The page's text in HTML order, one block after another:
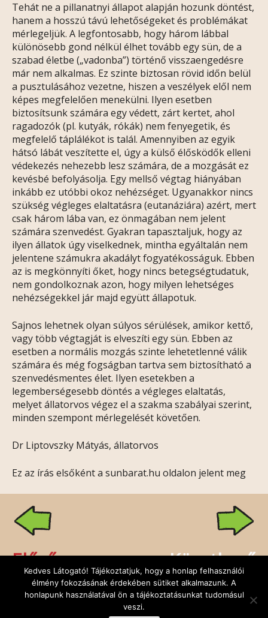
Tehát ne a pillanatnyi állapot alapján hozunk döntést,
hanem a hosszú távú lehetőségeket és problémákat
mérlegeljük. A legfontosabb, hogy három lábbal
különösebb gond nélkül élhet tovább egy sün, de a
szabad életbe („vadonba”) történő visszaengedésre
már nem alkalmas. Ez szinte biztosan rövid időn belül
a pusztulásához vezetne, hiszen a veszélyek elől nem
képes megfelelően menekülni. Ilyen esetben
biztosítsunk számára egy védett, zárt kertet, ahol
ragadozók (pl. kutyák, rókák) nem fenyegetik, és
megfelelő táplálékot is talál. Amennyiben az egyik
hátsó lábát veszítette el, úgy a külső élősködők elleni
védekezés nehezebb lesz számára, de a mozgását ez
kevésbé befolyásolja. Egy mellső végtag hiányában
inkább ez utóbbi okoz nehézséget. Ugyanakkor nincs
szükség végleges elaltatásra (eutanáziára) azért, mert
csak három lába van, ez önmagában nem jelent
számára szenvedést. Gyakran tapasztaljuk, hogy az
ilyen állatok úgy viselkednek, mintha egyáltalán nem
jelentene számukra akadályt fogyatékosságuk. Ebben
az is megkönnyíti őket, hogy nincs betegségtudatuk,
nem gondolkoznak azon, hogy milyen lehetséges
nehézségekkel jár majd együtt állapotuk.
Sajnos lehetnek olyan súlyos sérülések, amikor kettő,
vagy több végtagját is elveszíti egy sün. Ebben az
esetben a normális mozgás szinte lehetetlenné válik
számára és még fogságban tartva sem biztosítható a
szenvedésmentes élet. Ilyen esetekben a
legemberségesebb döntés a végleges elaltatás,
melyet állatorvos végez el a szakma szabályai szerint,
minden szempont mérlegelését követően.
Dr Liptovszky Mátyás, állatorvos
Ez az írás elsőként a sunbarat.hu oldalon jelent meg
Előző Következő
Kapcsolat
Kedves Látogató! Tájékoztatjuk, hogy a honlap felhasználói
élmény fokozásának érdekében sütiket alkalmazunk. A
honlapunk használatával ön a tájékoztatásunkat tudomásul
veszi.